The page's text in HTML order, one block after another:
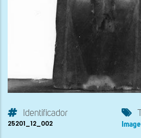
Identificador
25201_12_002 Image